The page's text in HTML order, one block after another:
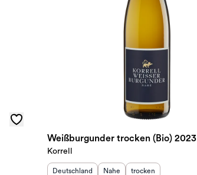
Weißburgunder trocken (Bio) 2023
Korrell
Herkunftsland
Deutschland Herkunftsregion
Nahe Geschmack
trocken